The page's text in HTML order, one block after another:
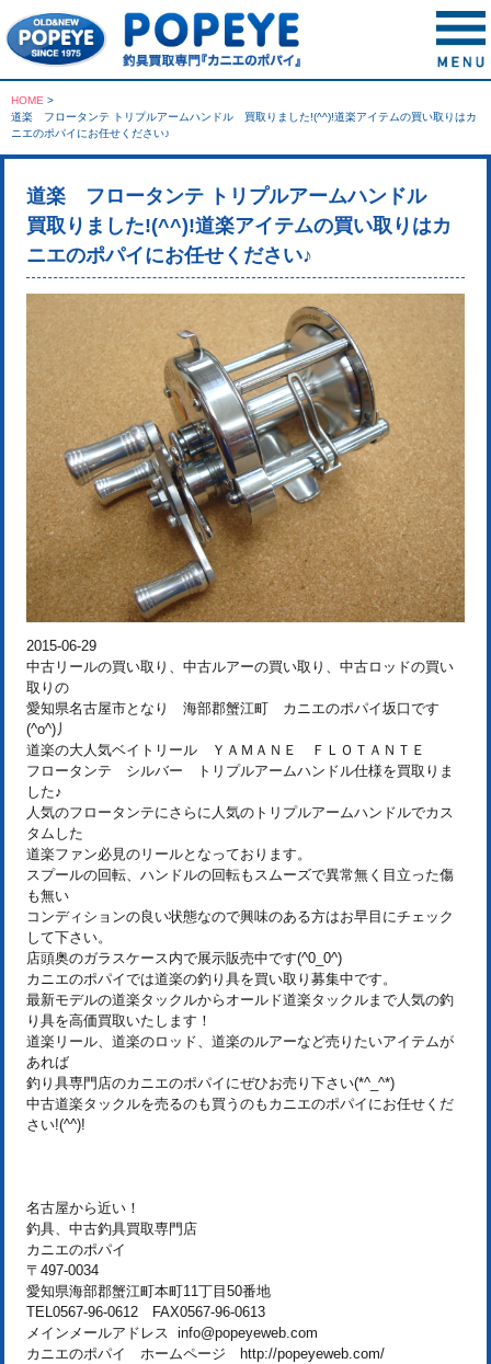
HOME >
道楽 フロータンテ トリプルアームハンドル 買取りました!(^^)!道楽アイテムの買い取りはカ
ニエのポパイにお任せください♪
道楽 フロータンテ トリプルアームハンドル
買取りました!(^^)!道楽アイテムの買い取りはカ
ニエのポパイにお任せください♪
2015-06-29
中古リールの買い取り、中古ルアーの買い取り、中古ロッドの買い
取りの
愛知県名古屋市となり 海部郡蟹江町 カニエのポパイ坂口です
(^o^)丿
道楽の大人気ベイトリール ＹＡＭＡＮＥ ＦＬＯＴＡＮＴＥ
フロータンテ シルバー トリプルアームハンドル仕様を買取りま
した♪
人気のフロータンテにさらに人気のトリプルアームハンドルでカス
タムした
道楽ファン必見のリールとなっております。
スプールの回転、ハンドルの回転もスムーズで異常無く目立った傷
も無い
コンディションの良い状態なので興味のある方はお早目にチェック
して下さい。
店頭奥のガラスケース内で展示販売中です(^0_0^)
カニエのポパイでは道楽の釣り具を買い取り募集中です。
最新モデルの道楽タックルからオールド道楽タックルまで人気の釣
り具を高価買取いたします！
道楽リール、道楽のロッド、道楽のルアーなど売りたいアイテムが
あれば
釣り具専門店のカニエのポパイにぜひお売り下さい(*^_^*)
中古道楽タックルを売るのも買うのもカニエのポパイにお任せくだ
さい!(^^)!
名古屋から近い！
釣具、中古釣具買取専門店
カニエのポパイ
〒497-0034
愛知県海部郡蟹江町本町11丁目50番地
TEL0567-96-0612 FAX0567-96-0613
メインメールアドレス info@popeyeweb.com
カニエのポパイ ホームページ http://popeyeweb.com/